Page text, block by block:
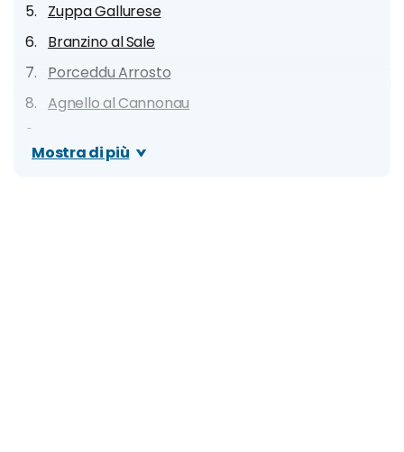
Zuppa Gallurese
Branzino al Sale
Porceddu Arrosto
Agnello al Cannonau
Seadas
Mostra di più